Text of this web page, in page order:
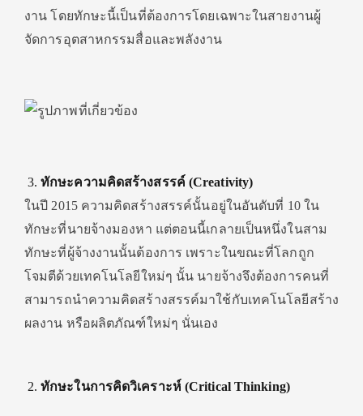
งาน โดยทักษะนี้เป็นที่ต้องการโดยเฉพาะในสายงานผู้
จัดการอุตสาหกรรมสื่อและพลังงาน
ทักษะความคิดสร้างสรรค์ (Creativity)
ในปี 2015 ความคิดสร้างสรรค์นั้นอยู่ในอันดับที่ 10 ใน
ทักษะที่นายจ้างมองหา แต่ตอนนี้เกลายเป็นหนึ่งในสาม
ทักษะที่ผู้จ้างงานนั้นต้องการ เพราะในขณะที่โลกถูก
โจมตีด้วยเทคโนโลยีใหม่ๆ นั้น นายจ้างจึงต้องการคนที่
สามารถนำความคิดสร้างสรรค์มาใช้กับเทคโนโลยีสร้าง
ผลงาน หรือผลิตภัณฑ์ใหม่ๆ นั่นเอง
ทักษะในการคิดวิเคราะห์ (Critical Thinking)